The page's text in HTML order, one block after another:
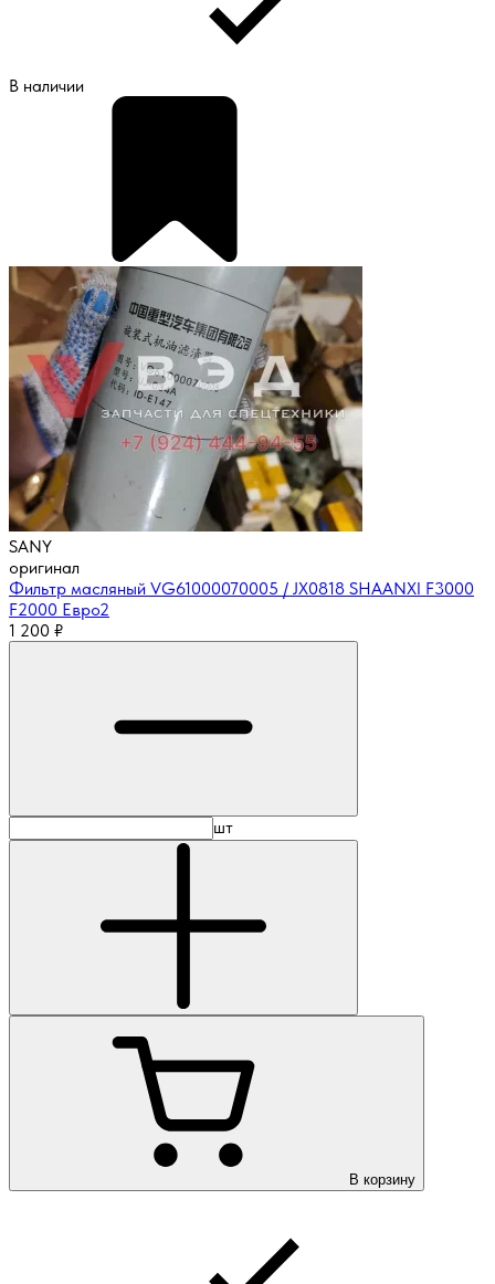
В наличии
SANY
оригинал
Фильтр масляный VG61000070005 / JX0818 SHAANXI F3000
F2000 Евро2
1 200 ₽
шт
В корзину